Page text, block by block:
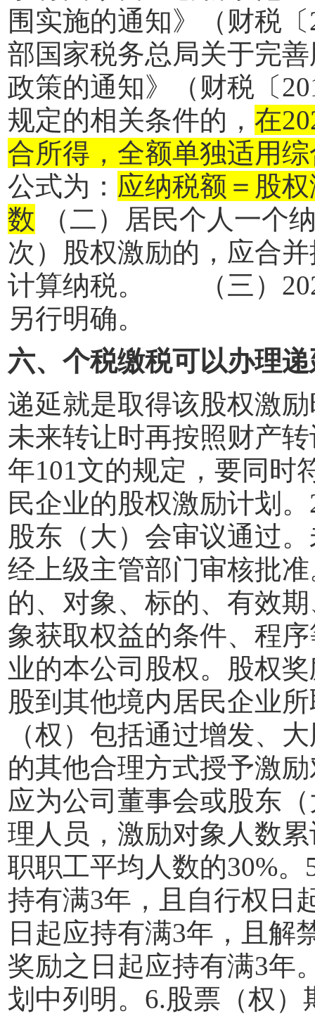
围实施的通知》（财税〔
部国家税务总局关于完
政策的通知》（财税〔
规定的相关条件的， 在
合所得，全额单独适用
公式为： 应纳税额＝股
数 （二）居民个人一个
次）股权激励的，应合
计算纳税。 （三）
另行明确。
六、个税缴税可以办理
递延就是取得该股权激
未来转让时再按照财产
年101文的规定，要同时
民企业的股权激励计划。
股东（大）会审议通过
经上级主管部门审核批
的、对象、标的、有效
象获取权益的条件、程
业的本公司股权。股权
股到其他境内居民企业
（权）包括通过增发、
的其他合理方式授予激
应为公司董事会或股东
理人员，激励对象人数
职职工平均人数的30%。
持有满3年，且自行权日
日起应持有满3年，且解
奖励之日起应持有满3年
划中列明。 6.股票（权）